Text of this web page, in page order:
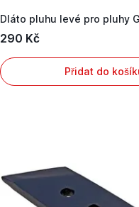
290 Kč
Přidat do